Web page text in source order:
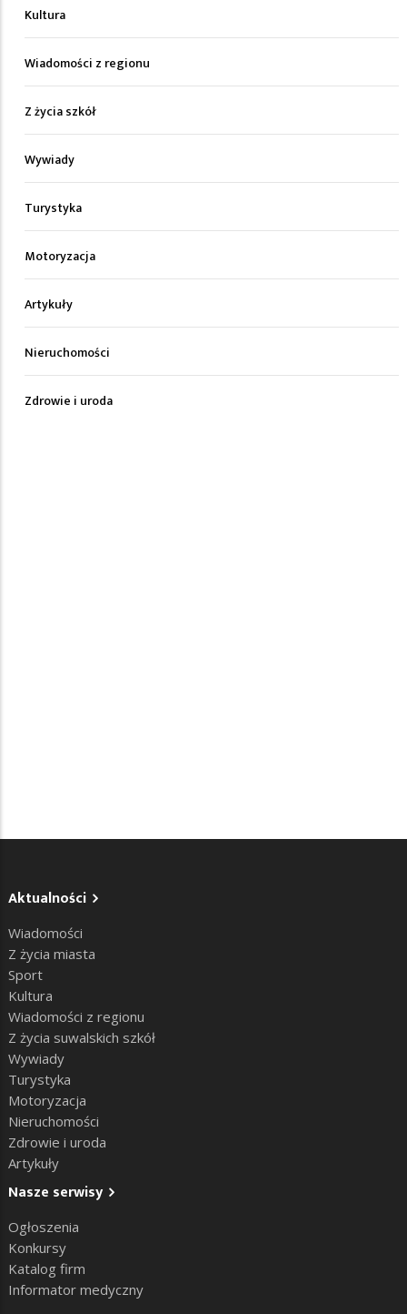
Kultura
Wiadomości z regionu
Z życia szkół
Wywiady
Turystyka
Motoryzacja
Artykuły
Nieruchomości
Zdrowie i uroda
Aktualności
Wiadomości
Z życia miasta
Sport
Kultura
Wiadomości z regionu
Z życia suwalskich szkół
Wywiady
Turystyka
Motoryzacja
Nieruchomości
Zdrowie i uroda
Artykuły
Nasze serwisy
Ogłoszenia
Konkursy
Katalog firm
Informator medyczny